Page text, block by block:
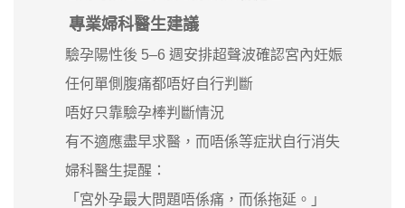
專業婦科醫生建議
驗孕陽性後 5–6 週安排超聲波確認宮內妊娠
任何單側腹痛都唔好自行判斷
唔好只靠驗孕棒判斷情況
有不適應盡早求醫，而唔係等症狀自行消失
婦科醫生提醒：
「宮外孕最大問題唔係痛，而係拖延。」